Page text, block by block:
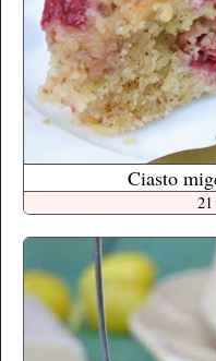
Ciasto